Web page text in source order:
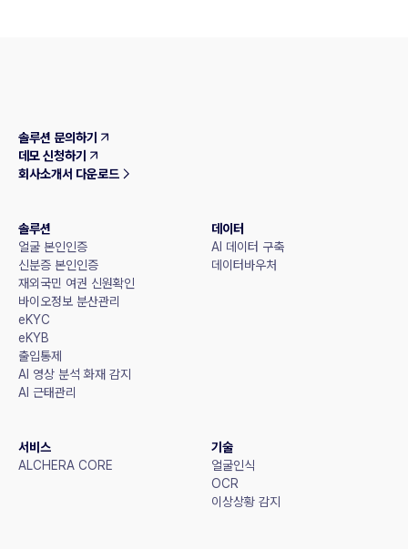
솔루션 문의하기
데모 신청하기
회사소개서 다운로드
솔루션
얼굴 본인인증
신분증 본인인증
재외국민 여권 신원확인
바이오정보 분산관리
eKYC
eKYB
출입통제
AI 영상 분석 화재 감지
AI 근태관리
데이터
AI 데이터 구축
데이터바우처
서비스
ALCHERA CORE
기술
얼굴인식
OCR
이상상황 감지